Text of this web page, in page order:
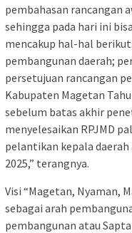
pembahasan rancangan
sehingga pada hari ini
mencakup hal-hal
pembangunan daerah;
persetujuan rancangan
Kabupaten Magetan
sebelum batas akhir
menyelesaikan RPJMD
pelantikan kepala
2025,” terangnya.
Visi “Magetan, Nyaman,
sebagai arah
pembangunan atau